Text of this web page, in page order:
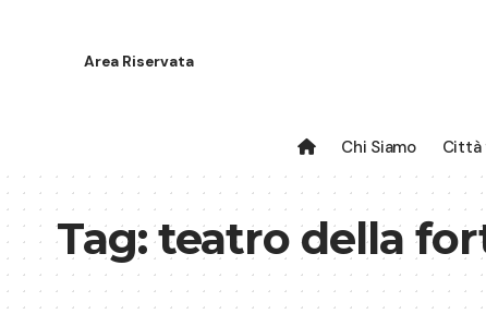
Area Riservata
Chi Siamo Città
Tag:teatro della